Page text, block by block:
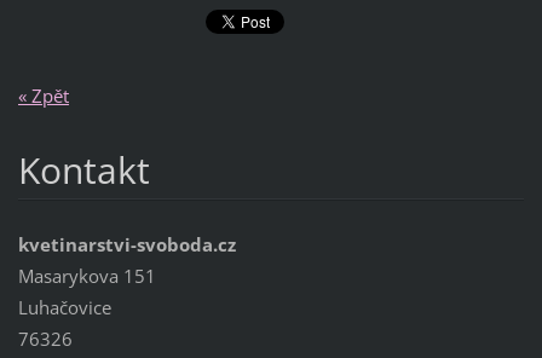
« Zpět
Kontakt
kvetinarstvi-svoboda.cz
Masarykova 151
Luhačovice
76326